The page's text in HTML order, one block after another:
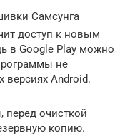
Самсунга
доступ к новым
в Google Play можно
не
версиях Android.
очисткой
копию.